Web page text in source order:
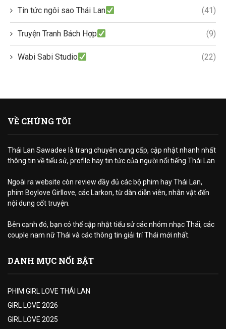
Tin tức ngôi sao Thái Lan (41)
Truyện Tranh Bách Hợp (9)
Wabi Sabi Studio (22)
VỀ CHÚNG TÔI
Thái Lan Sawadee là trang chuyên cung cấp, cập nhật nhanh nhất
thông tin về tiểu sử, profile hay tin tức của người nổi tiếng Thái Lan
Ngoài ra website còn review đầy đủ các bộ phim hay Thái Lan,
phim Boylove Girllove, các Larkon, từ dàn diễn viên, nhân vật đến
nội dung cốt truyện.
Bên cạnh đó, bạn có thể cập nhật tiểu sử các nhóm nhạc Thái, các
couple nam nữ Thái và các thông tin giải trí Thái mới nhất.
DANH MỤC NỔI BẬT
PHIM GIRL LOVE THÁI LAN
GIRL LOVE 2026
GIRL LOVE 2025